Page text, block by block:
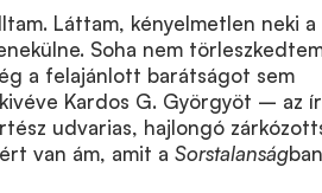
Láttam, kényelmetlen neki a
Soha nem
a felajánlott barátságot sem
Kardos G. Györgyöt – az
udvarias, hajlongó
van ám, amit a Sorstalanságban